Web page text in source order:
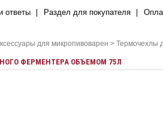
ответы Раздел для покупателя
для микропивоварен > Термочехлы
ФЕРМЕНТЕРА ОБЪЕМОМ 75Л